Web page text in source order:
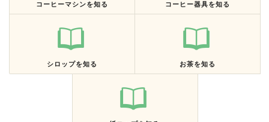
コーヒーマシンを知る コーヒー器具を知る
シロップを知る お茶を知る